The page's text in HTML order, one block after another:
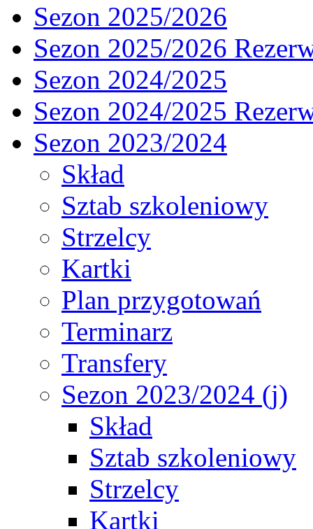
Sezon 2025/2026
Sezon 2025/2026
Sezon 2024/2025
Sezon 2024/2025
Sezon 2023/2024
Skład
Sztab szkoleniowy
Strzelcy
Kartki
Plan przygotowań
Terminarz
Transfery
Sezon 2023/2024 (j)
Skład
Sztab szkoleniowy
Strzelcy
Kartki